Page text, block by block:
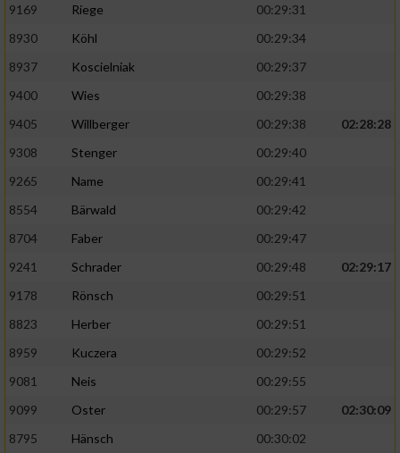
9169 Riege
00:29:31
8930
Köhl
00:29:34
8937
Koscielniak
00:29:37
9400
Wies
00:29:38
9405
Willberger 00:29:38
02:28:28
9308
Stenger
00:29:40
9265
Name
00:29:41
8554
Bärwald
00:29:42
8704
Faber
00:29:47
9241
Schrader 00:29:48
02:29:17
9178
Rönsch
00:29:51
8823
Herber
00:29:51
8959
Kuczera
00:29:52
9081
Neis
00:29:55
9099
Oster 00:29:57
02:30:09
8795
Hänsch
00:30:02